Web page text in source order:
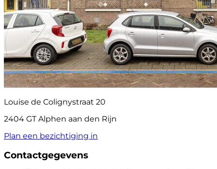
Louise de Colignystraat 20
2404 GT Alphen aan den Rijn
Plan een bezichtiging in
Contactgegevens